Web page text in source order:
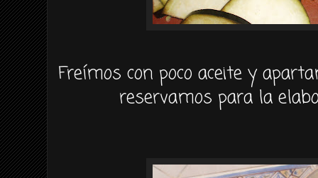
Freímos con poco aceite y
reservamos para la